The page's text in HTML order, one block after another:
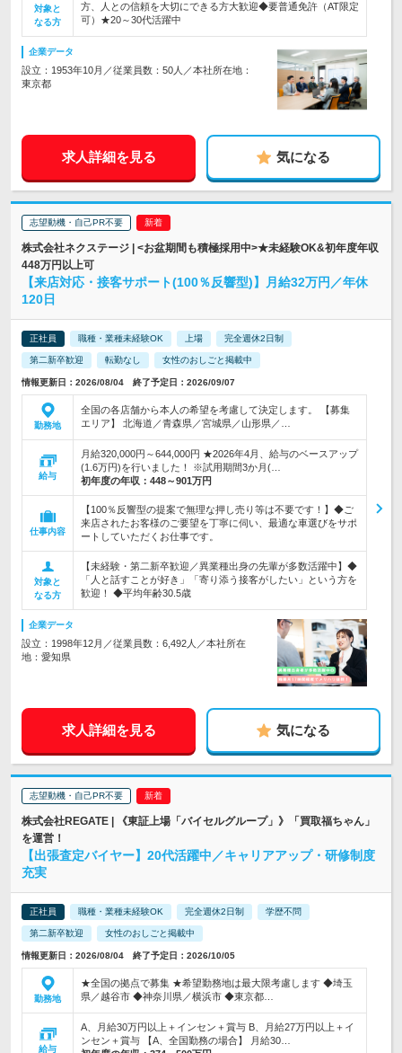
対象と
なる方
方、人との信頼を大切にできる方大歓迎◆要普通免許（AT限定
可）★20～30代活躍中
企業データ
設立：1953年10月／従業員数：50人／本社所在地：
東京都
求人詳細を見る 気になる
志望動機・自己PR不要
株式会社ネクステージ | <お盆期間も積極採用中>★未経験OK&初年度年収
448万円以上可
【来店対応・接客サポート(100％反響型)】月給32万円／年休
120日
正社員 職種・業種未経験OK 上場 完全週休2日制
第二新卒歓迎 転勤なし 女性のおしごと掲載中
情報更新日：2026/08/04 終了予定日：2026/09/07
勤務地
全国の各店舗から本人の希望を考慮して決定します。 【募集
エリア】 北海道／青森県／宮城県／山形県／…
給与
月給320,000円～644,000円 ★2026年4月、給与のベースアップ
(1.6万円)を行いました！ ※試用期間3か月(…
初年度の年収： 448～901万円
仕事内容
【100％反響型の提案で無理な押し売り等は不要です！】◆ご
来店されたお客様のご要望を丁寧に伺い、最適な車選びをサポ
ートしていただくお仕事です。
対象と
なる方
【未経験・第二新卒歓迎／異業種出身の先輩が多数活躍中】◆
「人と話すことが好き」「寄り添う接客がしたい」という方を
歓迎！ ◆平均年齢30.5歳
企業データ
設立：1998年12月／従業員数：6,492人／本社所在
地：愛知県
求人詳細を見る 気になる
志望動機・自己PR不要
株式会社REGATE | 《東証上場「バイセルグループ」》「買取福ちゃん」
を運営！
【出張査定バイヤー】20代活躍中／キャリアアップ・研修制度
充実
正社員 職種・業種未経験OK 完全週休2日制 学歴不問
第二新卒歓迎 女性のおしごと掲載中
情報更新日：2026/08/04 終了予定日：2026/10/05
勤務地
★全国の拠点で募集 ★希望勤務地は最大限考慮します ◆埼玉
県／越谷市 ◆神奈川県／横浜市 ◆東京都…
給与
A、月給30万円以上＋インセン＋賞与 B、月給27万円以上＋イ
ンセン＋賞与 【A、全国勤務の場合】 月給30…